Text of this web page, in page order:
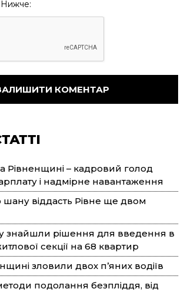
Нижче:
Рівненщині – кадровий голод
і надмірне навантаження
віддасть Рівне ще двом
знайшли рішення для введення в
секції на 68 квартир
зловили двох п’яних водіїв
подолання безпліддя, від